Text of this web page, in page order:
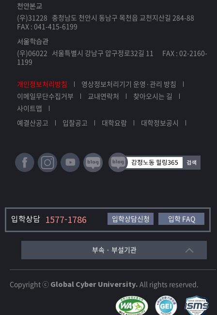
천안본교
(우)31228 충청남도 천안시 동남구 목천읍 교천지산길 284-88
FAX : 041-415-6199
서울학습관
(우)06022 서울특별시 강남구 압구정로32길 11 FAX : 02-2160-
1199
개인정보처리방침
영상정보처리기기 운영·관리 방침
이메일무단수집거부
교내연락처
찾아오시는 길
사이트맵
예결산공고
입찰공고 대학요람 대학정보공시
부속 · 부설기관
입학상담 1577-1786 입학상담신청 입학 FAQ
Copyright ⓒ Global Cyber University. All rights reserved.